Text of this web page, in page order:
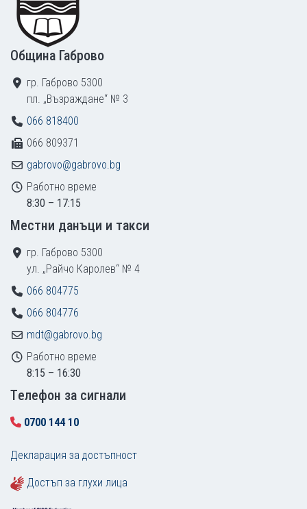
Община Габрово
гр. Габрово 5300
пл. „Възраждане“ № 3
066 818400
066 809371
gabrovo@gabrovo.bg
Работно време
8:30 – 17:15
Местни данъци и такси
гр. Габрово 5300
ул. „Райчо Каролев“ № 4
066 804775
066 804776
mdt@gabrovo.bg
Работно време
8:15 – 16:30
Tелефон за сигнали
0700 144 10
Декларация за достъпност
Достъп за глухи лица